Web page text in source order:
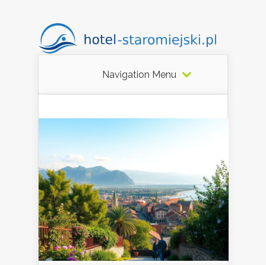
Navigation Menu